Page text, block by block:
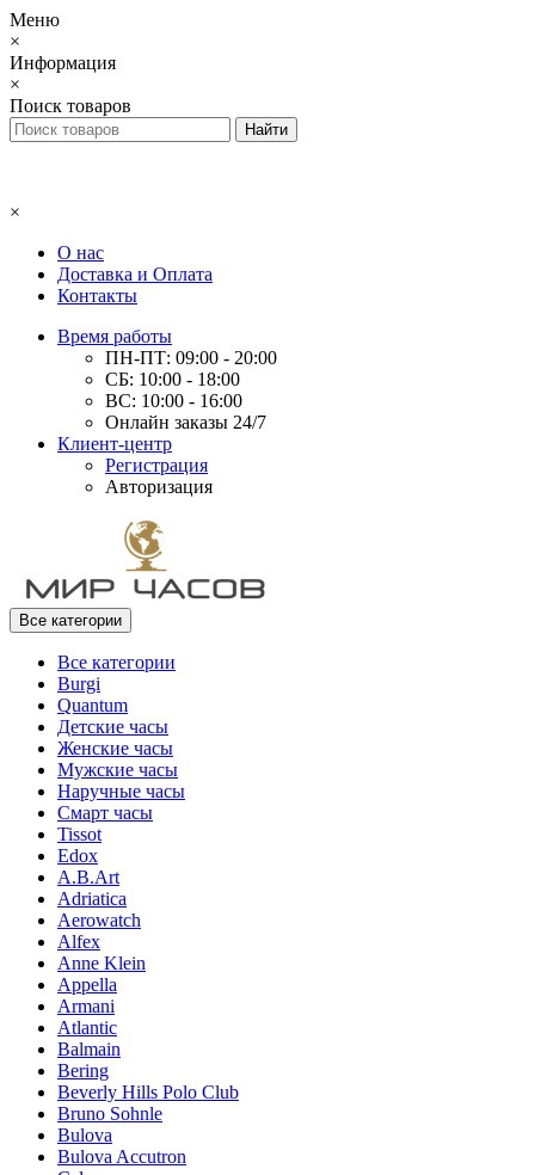
Меню
×
Информация
×
Поиск товаров
×
О нас
Доставка и Оплата
Контакты
Время работы
ПН-ПТ: 09:00 - 20:00
СБ: 10:00 - 18:00
ВС: 10:00 - 16:00
Онлайн заказы 24/7
Клиент-центр
Регистрация
Авторизация
Все категории
Все категории
Burgi
Quantum
Детские часы
Женские часы
Мужские часы
Наручные часы
Смарт часы
Tissot
Edox
A.B.Art
Adriatica
Aerowatch
Alfex
Anne Klein
Appella
Armani
Atlantic
Balmain
Bering
Beverly Hills Polo Club
Bruno Sohnle
Bulova
Bulova Accutron